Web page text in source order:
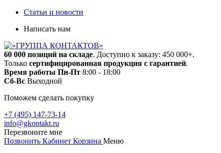
Статьи и новости
Написать нам
60 000 позиций на складе. Доступно к заказу: 450 000+.
Только сертифицированная продукция с гарантией.
Время работы Пн-Пт 8:00 - 18:00
Сб-Вс Выходной
Поможем сделать покупку
+7 (495) 147-73-14
info@gkontakt.ru
Перезвоните мне
Позвонить Кабинет Корзина Меню